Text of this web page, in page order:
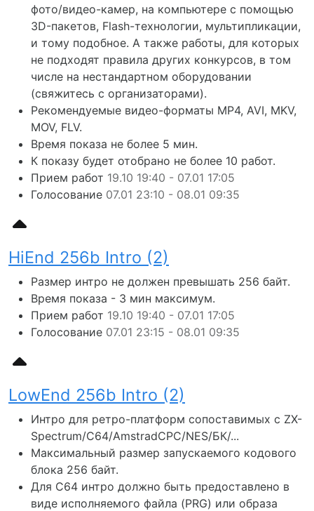
фото/видео-камер, на компьютере с помощью
3D-пакетов, Flash-технологии, мультипликации,
и тому подобное. А также работы, для которых
не подходят правила других конкурсов, в том
числе на нестандартном оборудовании
(свяжитесь с организаторами).
Рекомендуемые видео-форматы MP4, AVI, MKV,
MOV, FLV.
Время показа не более 5 мин.
К показу будет отобрано не более 10 работ.
Прием работ 19.10 19:40 - 07.01 17:05
Голосование 07.01 23:10 - 08.01 09:35
HiEnd 256b Intro (2)
Размер интро не должен превышать 256 байт.
Время показа - 3 мин максимум.
Прием работ 19.10 19:40 - 07.01 17:05
Голосование 07.01 23:15 - 08.01 09:35
LowEnd 256b Intro (2)
Интро для ретро-платформ сопоставимых с ZX-
Spectrum/C64/AmstradCPC/NES/БК/...
Максимальный размер запускаемого кодового
блока 256 байт.
Для C64 интро должно быть предоставлено в
виде исполняемого файла (PRG) или образа